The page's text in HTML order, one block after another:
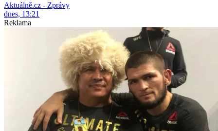
Aktuálně.cz - Zprávy
dnes, 13:21
Reklama